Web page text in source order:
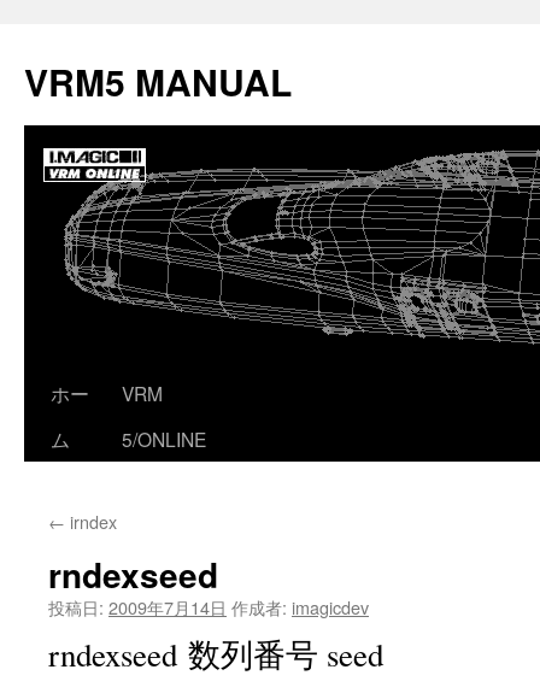
テ
ン
VRM5 MANUAL
ホー
ム
VRM
5/ONLINE
← irndex
rndexseed
投稿日: 2009年7月14日 作成者: imagicdev
rndexseed 数列番号 seed